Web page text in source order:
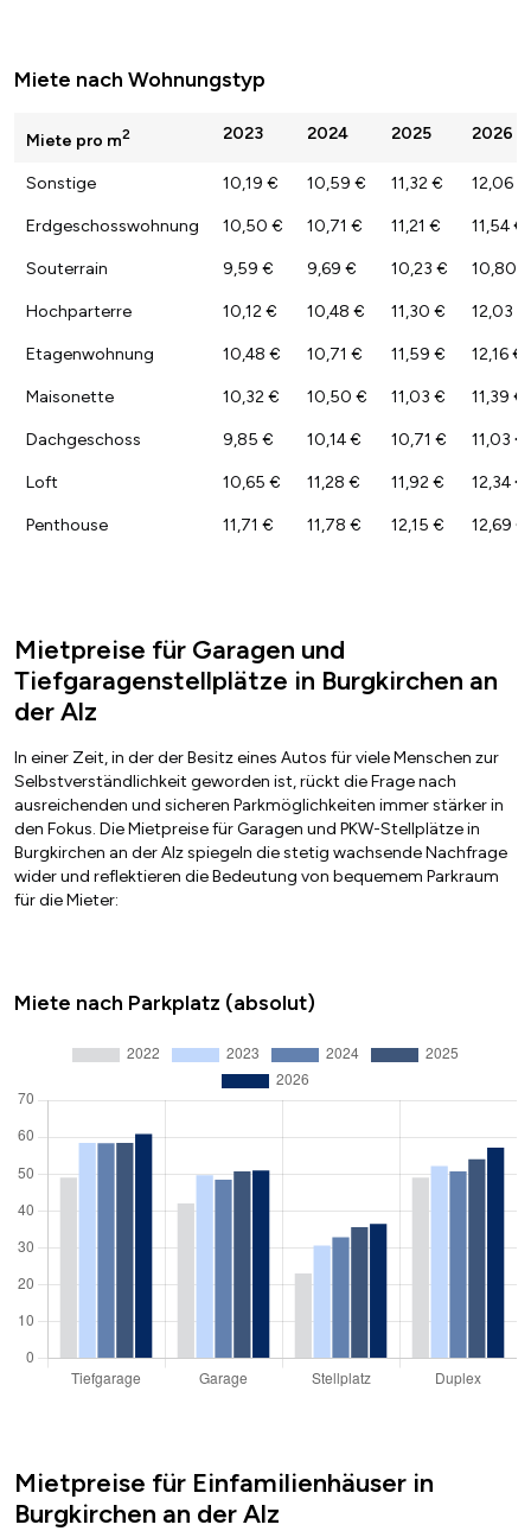
Miete nach Wohnungstyp
Miete pro m2 2023 2024 2025 2026
Sonstige 10,19 € 10,59 € 11,32 € 12,06 €
Erdgeschosswohnung 10,50 € 10,71 € 11,21 € 11,54 €
Souterrain 9,59 € 9,69 € 10,23 € 10,80 €
Hochparterre 10,12 € 10,48 € 11,30 € 12,03 €
Etagenwohnung 10,48 € 10,71 € 11,59 € 12,16 €
Maisonette 10,32 € 10,50 € 11,03 € 11,39 €
Dachgeschoss 9,85 € 10,14 € 10,71 € 11,03 €
Loft 10,65 € 11,28 € 11,92 € 12,34 €
Penthouse 11,71 € 11,78 € 12,15 € 12,69 €
Mietpreise für Garagen und
Tiefgaragenstellplätze in Burgkirchen an
der Alz
In einer Zeit, in der der Besitz eines Autos für viele Menschen zur
Selbstverständlichkeit geworden ist, rückt die Frage nach
ausreichenden und sicheren Parkmöglichkeiten immer stärker in
den Fokus. Die Mietpreise für Garagen und PKW-Stellplätze in
Burgkirchen an der Alz spiegeln die stetig wachsende Nachfrage
wider und reflektieren die Bedeutung von bequemem Parkraum
für die Mieter:
Miete nach Parkplatz (absolut)
Mietpreise für Einfamilienhäuser in
Burgkirchen an der Alz